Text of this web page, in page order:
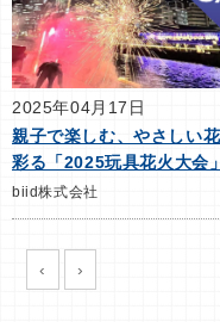
2025年04月17日
親子で楽しむ、やさしい
彩る「2025玩具花火大会
biid株式会社
‹ ›